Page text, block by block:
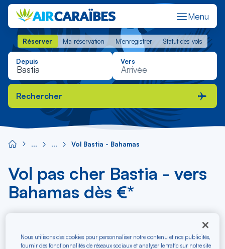
Menu
Réserver Ma réservation M'enregistrer Statut des vols
Réserver Ma réservation M'enregistrer Statut des vols
Depuis Vers
Rechercher
Vol Bastia - Bahamas
Vol pas cher Bastia - vers
Bahamas dès €*
Depuis
Bastia
Nous utilisons des cookies pour personnaliser notre contenu et nos publicités,
fournir des fonctionnalités de réseaux sociaux et analyser le trafic sur notre site